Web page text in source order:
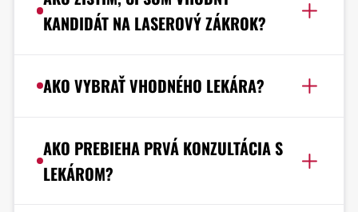
KANDIDÁT NA LASEROVÝ ZÁKROK?
AKO VYBRAŤ VHODNÉHO LEKÁRA?
AKO PREBIEHA PRVÁ KONZULTÁCIA S
LEKÁROM?